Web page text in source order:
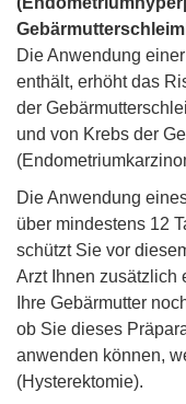
Die Anwendung
enthält, erhöht das
der
und von Krebs der
Die Anwendung
über mindestens 12
schützt Sie vor
Arzt Ihnen zusätzlich
Ihre Gebärmutter
ob Sie dieses
anwenden können,
(Hysterektomie).